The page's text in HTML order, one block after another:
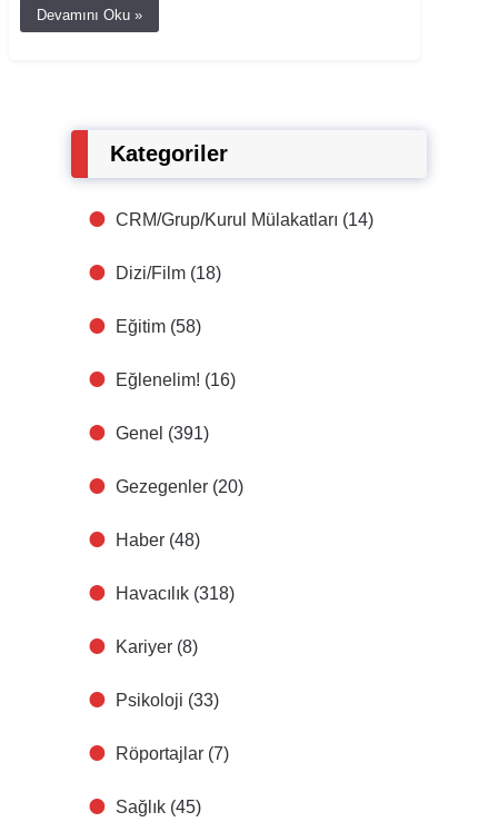
Devamını Oku »
Kategoriler
CRM/Grup/Kurul Mülakatları (14)
Dizi/Film (18)
Eğitim (58)
Eğlenelim! (16)
Genel (391)
Gezegenler (20)
Haber (48)
Havacılık (318)
Kariyer (8)
Psikoloji (33)
Röportajlar (7)
Sağlık (45)